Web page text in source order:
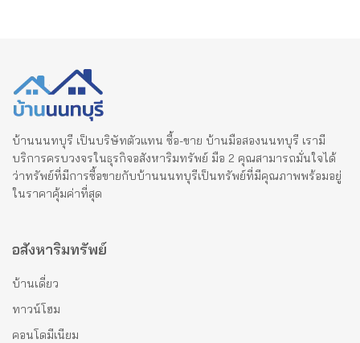
บ้านนนทบุรี เป็นบริษัทตัวแทน ซื้อ-ขาย บ้านมือสองนนทบุรี เรามี
บริการครบวงจรในธุรกิจอสังหาริมทรัพย์ มือ 2 คุณสามารถมั่นใจได้
ว่าทรัพย์ที่มีการซื้อขายกับบ้านนนทบุรีเป็นทรัพย์ที่มีคุณภาพพร้อมอยู่
ในราคาคุ้มค่าที่สุด
อสังหาริมทรัพย์
บ้านเดี่ยว
ทาวน์โฮม
คอนโดมีเนียม